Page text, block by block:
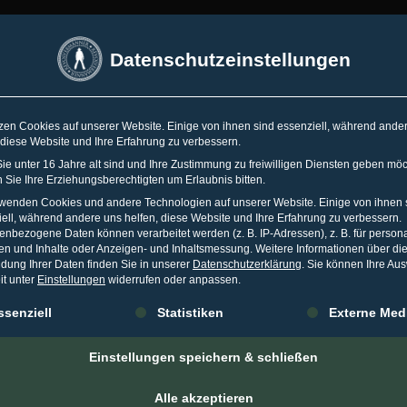
•ESSEN•TORONTO
KARRIERE MEDIA WISSEN
Cybermobbing – Ein
gesellschaftliches
Datenschutzeinstellungen
Cookies auf unserer Website. Einige von ihnen sind essenziell, während
Website und Ihre Erfahrung zu verbessern.
unter 16 Jahre alt sind und Ihre Zustimmung zu freiwilligen Diensten geben
Sie Ihre Erziehungsberechtigten um Erlaubnis bitten.
Cookies und andere Technologien auf unserer Website. Einige von ihnen
während andere uns helfen, diese Website und Ihre Erfahrung zu verbessern.
Daten können verarbeitet werden (z. B. IP-Adressen), z. B. für
und Inhalte oder Anzeigen- und Inhaltsmessung. Weitere Informationen über die
Ihrer Daten finden Sie in unserer Datenschutzerklärung. Sie können Ihre
unter Einstellungen widerrufen oder anpassen.
eine Liste der Service-Gruppen, für die eine Einwilligung erteilt
Statistiken Externe
Einstellungen speichern & schließen
Alle akzeptieren